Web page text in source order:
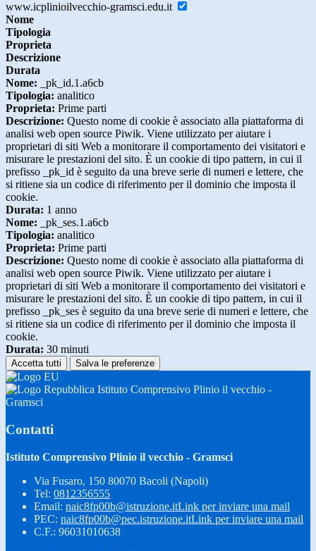
www.icplinioilvecchio-gramsci.edu.it
Nome
Tipologia
Proprieta
Descrizione
Durata
Nome: _pk_id.1.a6cb
Tipologia: analitico
Proprieta: Prime parti
Descrizione: Questo nome di cookie è associato alla piattaforma di
analisi web open source Piwik. Viene utilizzato per aiutare i
proprietari di siti Web a monitorare il comportamento dei visitatori e
misurare le prestazioni del sito. È un cookie di tipo pattern, in cui il
prefisso _pk_id è seguito da una breve serie di numeri e lettere, che
si ritiene sia un codice di riferimento per il dominio che imposta il
cookie.
Durata: 1 anno
Nome: _pk_ses.1.a6cb
Tipologia: analitico
Proprieta: Prime parti
Descrizione: Questo nome di cookie è associato alla piattaforma di
analisi web open source Piwik. Viene utilizzato per aiutare i
proprietari di siti Web a monitorare il comportamento dei visitatori e
misurare le prestazioni del sito. È un cookie di tipo pattern, in cui il
prefisso _pk_ses è seguito da una breve serie di numeri e lettere, che
si ritiene sia un codice di riferimento per il dominio che imposta il
cookie.
Durata: 30 minuti
Accetta tutti Salva le preferenze
Istituto Comprensivo Plinio il vecchio -
Gramsci
Contatti
Istituto Comprensivo Plinio il vecchio - Gramsci
Via Fusaro, 150 80070 Bacoli (Napoli)
Tel: 0812356555
Email: naic8fp00b@istruzione.itLink per inviare una mail
PEC: naic8fp00b@pec.istruzione.itLink per inviare una mail
C.F.: 96031010638